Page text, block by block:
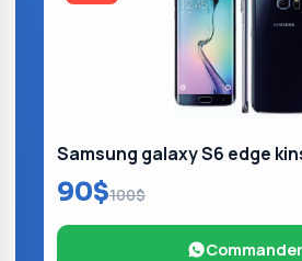
Samsung galaxy S6 edge
90$100$
Commander